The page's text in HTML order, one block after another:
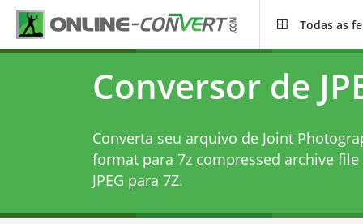
Todas as
Conversor de
Converta seu arquivo de Joint
format para 7z compressed archive
JPEG para 7Z.